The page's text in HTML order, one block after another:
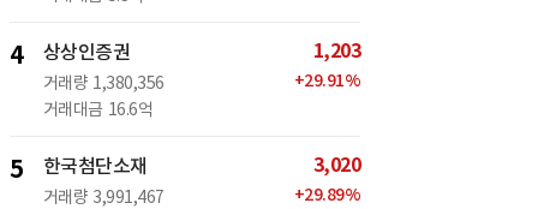
4 상상인증권
거래량 1,380,356
거래대금 16.6억
1,203
+29.91%
5 한국첨단소재
거래량 3,991,467
3,020
+29.89%